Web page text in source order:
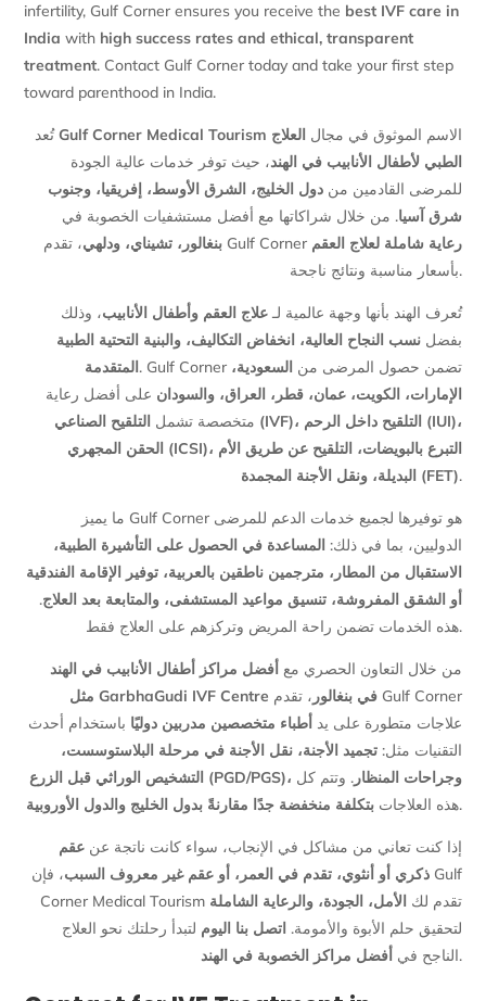
infertility, Gulf Corner ensures you receive the best IVF care in
India with high success rates and ethical, transparent
treatment. Contact Gulf Corner today and take your first step
toward parenthood in India.
تُعدGulf Corner Medical Tourism الاسم الموثوق في مجال العلاج
الطبي لأطفال الأنابيب في الهند، حيث توفر خدمات عالية الجودة
للمرضى القادمين مندول الخليج، الشرق الأوسط، إفريقيا، وجنوب
شرق آسيا. من خلال شراكاتها مع أفضل مستشفيات الخصوبة في
بنغالور، تشيناي، ودلهي، تقدم Gulf Corner رعاية شاملة لعلاج العقم
بأسعار مناسبة ونتائج ناجحة.
تُعرف الهند بأنها وجهة عالمية لـعلاج العقم وأطفال الأنابيب، وذلك
بفضلنسب النجاح العالية، انخفاض التكاليف، والبنية التحتية الطبية
المتقدمة
. Gulf Corner تضمن حصول المرضى من السعودية،
الإمارات، الكويت، عمان، قطر، العراق، والسودان على أفضل رعاية
متخصصة تشمل التلقيح الصناعي (IVF)، التلقيح داخل الرحم (IUI)،
الحقن المجهري (ICSI)، التبرع بالبويضات، التلقيح عن طريق الأم
البديلة، ونقل الأجنة المجمدة (FET).
ما يميز Gulf Corner هو توفيرها لجميع خدمات الدعم للمرضى
الدوليين، بما في ذلك: المساعدة في الحصول على التأشيرة الطبية،
الاستقبال من المطار، مترجمين ناطقين بالعربية، توفير الإقامة الفندقية
أو الشقق المفروشة، تنسيق مواعيد المستشفى، والمتابعة بعد العلاج.
هذه الخدمات تضمن راحة المريض وتركزهم على العلاج فقط.
من خلال التعاون الحصري مع أفضل مراكز أطفال الأنابيب في الهند
مثل GarbhaGudi IVF Centre في بنغالور ، تقدم Gulf Corner
علاجات متطورة على يد أطباء متخصصين مدربين دوليًا باستخدام أحدث
التقنيات مثل:تجميد الأجنة، نقل الأجنة في مرحلة البلاستوسست،
التشخيص الوراثي قبل الزرع (PGD/PGS)، وجراحات المنظار. وتتم كل
هذه العلاجاتبتكلفة منخفضة جدًا مقارنةً بدول الخليج والدول الأوروبية .
إذا كنت تعاني من مشاكل في الإنجاب، سواء كانت ناتجة عنعقم
ذكري أو أنثوي، تقدم في العمر، أو عقم غير معروف السبب، فإن Gulf
Corner Medical Tourism تقدم لك الأمل، الجودة، والرعاية الشاملة
لتحقيق حلم الأبوة والأمومة. اتصل بنا اليوم لتبدأ رحلتك نحو العلاج
الناجح في أفضل مراكز الخصوبة في الهند .